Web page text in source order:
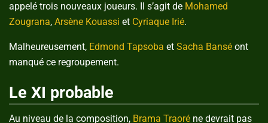
appelé trois nouveaux joueurs. Il s’agit de Mohamed
Zougrana, Arsène Kouassi et Cyriaque Irié.
Malheureusement, Edmond Tapsoba et Sacha Bansé ont
manqué ce regroupement.
Le XI probable
Au niveau de la composition, Brama Traoré ne devrait pas